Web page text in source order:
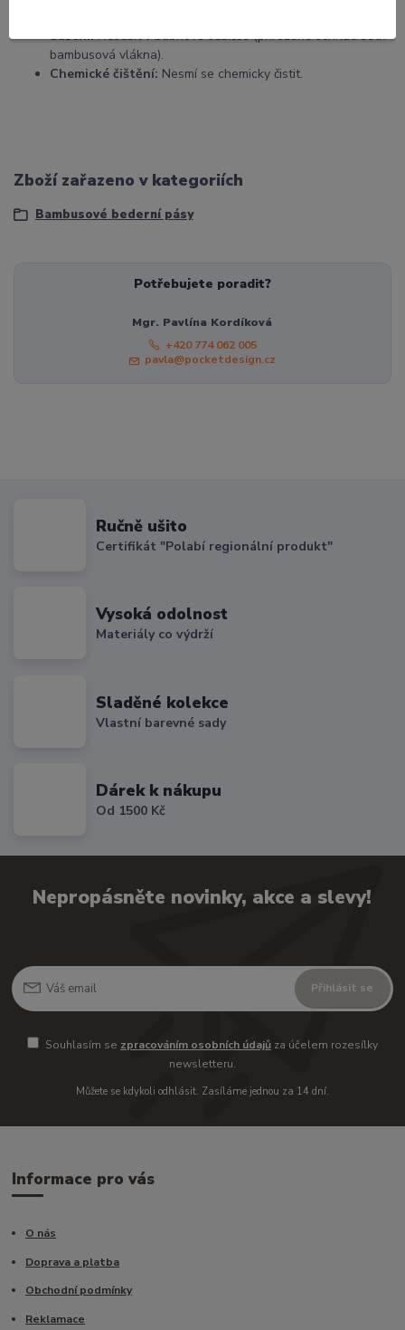
Sušení:Nesušit v bubnové sušičce (přirozené schnutí šetří
bambusová vlákna).
Chemické čištění: Nesmí se chemicky čistit.
Zboží zařazeno v kategoriích
Bambusové bederní pásy
Potřebujete poradit?
Mgr. Pavlína Kordíková
+420 774 062 005
pavla@pocketdesign.cz
Ručně ušito
Certifikát "Polabí regionální produkt"
Vysoká odolnost
Materiály co výdrží
Sladěné kolekce
Vlastní barevné sady
Dárek k nákupu
Od 1500 Kč
Nepropásněte novinky, akce a slevy!
Přihlásit se
Souhlasím se zpracováním osobních údajůza účelem rozesílky
newsletteru.
Můžete se kdykoli odhlásit. Zasíláme jednou za 14 dní.
Informace pro vás
O nás
Doprava a platba
Obchodní podmínky
Reklamace